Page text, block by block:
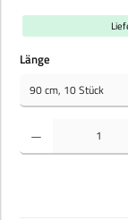
Länge
Produkt Anzahl: Gib den